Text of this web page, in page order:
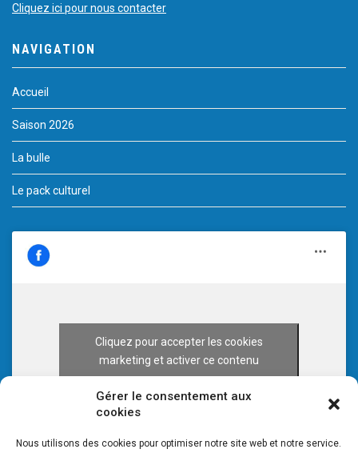
Gérer le consentement aux
cookies
Nous utilisons des cookies pour optimiser notre site web et notre service.
Cliquez ici pour nous contacter
NAVIGATION
Accueil
Saison 2026
La bulle
Le pack culturel
Cliquez pour accepter les cookies
marketing et activer ce contenu